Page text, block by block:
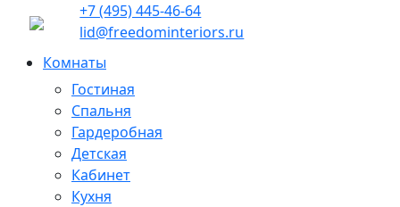
+7 (495) 445-46-64
lid@freedominteriors.ru
Комнаты
Гостиная
Спальня
Гардеробная
Детская
Кабинет
Кухня